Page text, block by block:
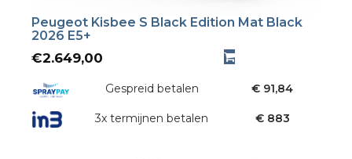
Peugeot Kisbee S Black Edition Mat Black
2026 E5+
€2.649,00
Gespreid betalen € 91,84
3x termijnen betalen € 883